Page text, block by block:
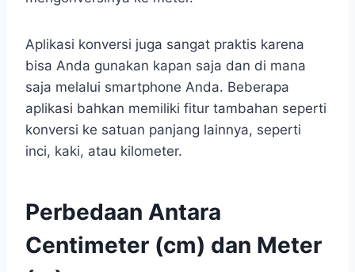
Aplikasi konversi juga sangat praktis karena
bisa Anda gunakan kapan saja dan di mana
saja melalui smartphone Anda. Beberapa
aplikasi bahkan memiliki fitur tambahan seperti
konversi ke satuan panjang lainnya, seperti
inci, kaki, atau kilometer.
Perbedaan Antara
Centimeter (cm) dan Meter